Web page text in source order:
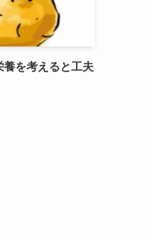
養を考えると工夫